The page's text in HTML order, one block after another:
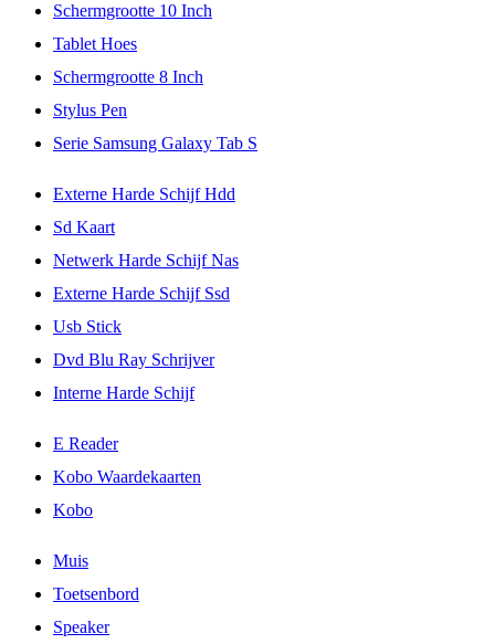
Schermgrootte 10 Inch
Tablet Hoes
Schermgrootte 8 Inch
Stylus Pen
Serie Samsung Galaxy Tab S
Externe Harde Schijf Hdd
Sd Kaart
Netwerk Harde Schijf Nas
Externe Harde Schijf Ssd
Usb Stick
Dvd Blu Ray Schrijver
Interne Harde Schijf
E Reader
Kobo Waardekaarten
Kobo
Muis
Toetsenbord
Speaker